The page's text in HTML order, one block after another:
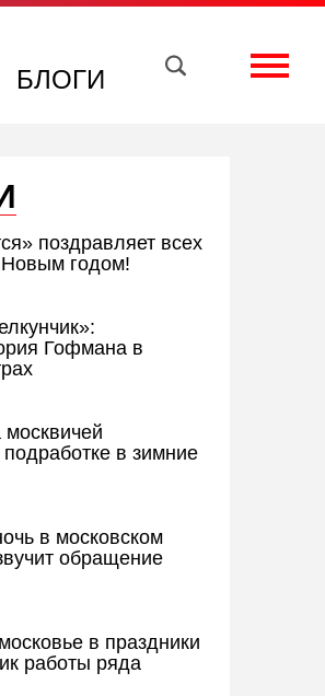
БЛОГИ
поздравляет всех
годом!
Гофмана в
в зимние
в московском
обращение
в праздники
работы ряда